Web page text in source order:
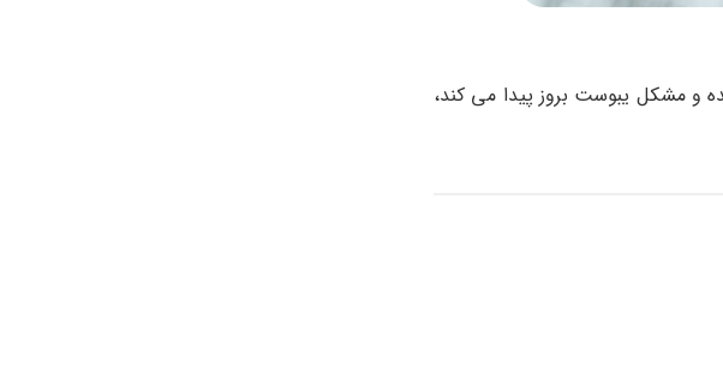
و مشکل یبوست بروز پیدا می کند،